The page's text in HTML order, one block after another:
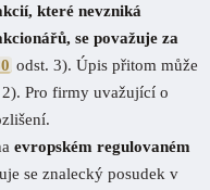
které nevzniká
se považuje za
odst. 3). Úpis přitom může
2). Pro firmy uvažující o
evropském regulovaném
se znalecký posudek v